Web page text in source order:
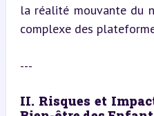
la réalité mouvante du
complexe des
---
II. Risques et